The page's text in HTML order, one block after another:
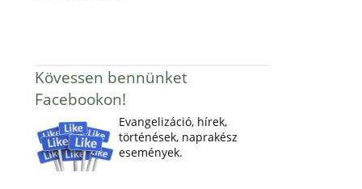
Kövessen bennünket
Facebookon!
Evangelizáció, hírek,
történések, naprakész
események.